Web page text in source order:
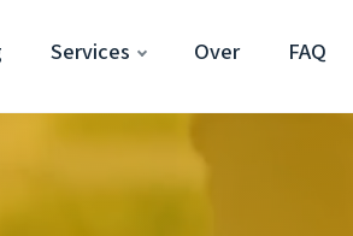
Services Over FAQ